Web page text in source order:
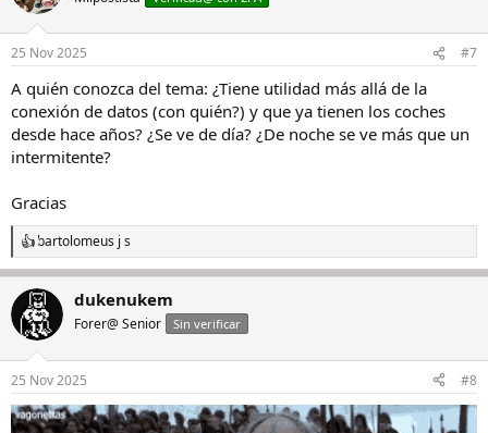
i
e
:
25 Nov 2025 #7
A quién conozca del tema: ¿Tiene utilidad más allá de la
conexión de datos (con quién?) y que ya tienen los coches
desde hace años? ¿Se ve de día? ¿De noche se ve más que un
intermitente?
Gracias
R
e
c
c
i
e
s
:
bartolomeus j s
dukenukem
Forer@ Senior Sin verificar
25 Nov 2025 #8